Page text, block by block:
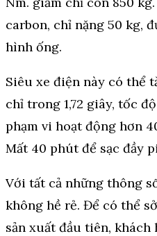
carbon, chỉ nặng 50 kg,
hình ống.
Siêu xe điện này có thể
chỉ trong 1,72 giây, tốc
phạm vi hoạt động hơn
Mất 40 phút để sạc đầy
Với tất cả những thông
không hề rẻ. Để có thể
sản xuất đầu tiên,